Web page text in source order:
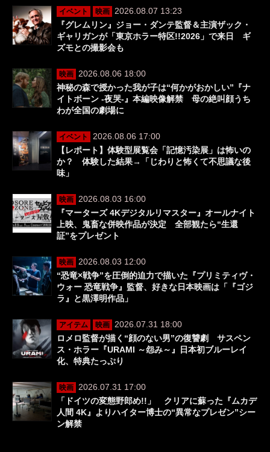
イベント 映画
2026.08.07 13:23
『グレムリン』ジョー・ダンテ監督＆主演ザック・
ギャリガンが「東京ホラー特区!!2026」で来日 ギ
ズモとの撮影会も
映画
2026.08.06 18:00
神秘の森で授かった我が子は“何かがおかしい”『ナ
イトボーン -夜哭-』本編映像解禁 母の絶叫顔うち
わが全国の劇場に
イベント
2026.08.06 17:00
【レポート】体験型展覧会「記憶汚染展」は怖いの
か？ 体験した結果→「じわりと怖くて不思議な後
味」
映画
2026.08.03 16:00
『マーターズ 4Kデジタルリマスター』オールナイト
上映、鬼畜な併映作品が決定 全部観たら“生還
証”をプレゼント
映画
2026.08.03 12:00
“恐竜×戦争”を圧倒的迫力で描いた『プリミティヴ・
ウォー 恐竜戦争』監督、好きな日本映画は「『ゴジ
ラ』と黒澤明作品」
アイテム 映画
2026.07.31 18:00
ロメロ監督が描く“顔のない男”の復讐劇 サスペン
ス・ホラー『URAMI ～怨み～』日本初ブルーレイ
化、特典たっぷり
映画
2026.07.31 17:00
「ドイツの変態野郎め!!」 クリアに蘇った『ムカデ
人間 4K』よりハイター博士の“異常なプレゼン”シー
ン解禁